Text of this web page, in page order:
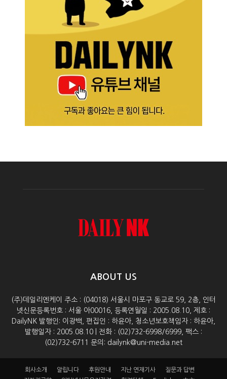
ABOUT US
(주)데일리엔케이 주소 : (04018) 서울시 마포구 동교로 59, 2층, 인터
넷신문등록번호 : 서울 아00016, 등록연월일 : 2005.08.10, 제호 :
DailyNK 발행인: 이광백, 편집인 : 하윤아, 청소년보호책임자 : 하윤아,
발행일자 : 2005.08.10 | 전화 : (02)732-6998/6999, 팩스 :
(02)732-6711 문의: dailynk@uni-media.net
회사소개 알립니다 후원안내 지난 연재기사
질문과 답변